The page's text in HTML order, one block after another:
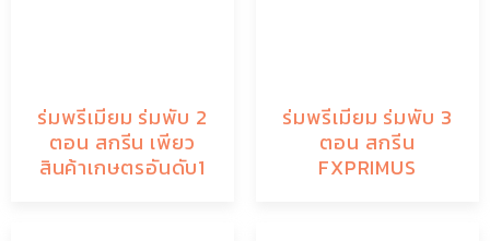
ร่มพรีเมียม ร่มพับ 2
ตอน สกรีน เพียว
สินค้าเกษตรอันดับ1
ร่มพรีเมียม ร่มพับ 3
ตอน สกรีน
FXPRIMUS